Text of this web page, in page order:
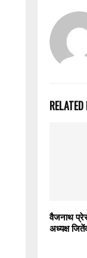
वैजनाथ
अध्यक्ष